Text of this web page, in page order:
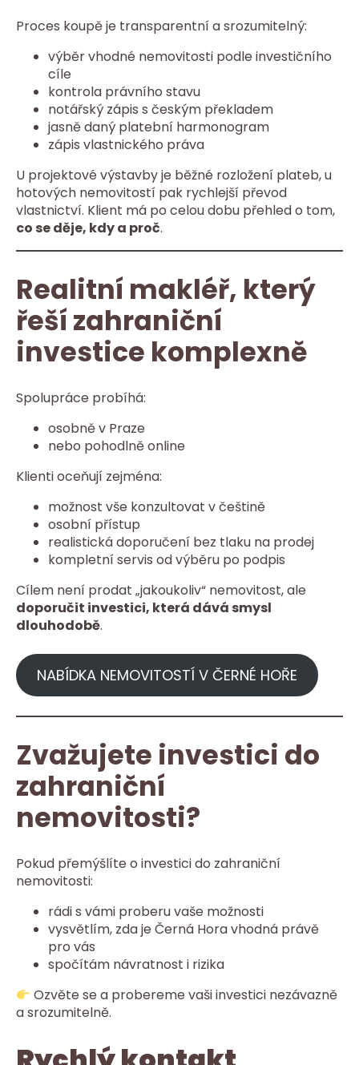
Proces koupě je transparentní a srozumitelný:
výběr vhodné nemovitosti podle investičního
cíle
kontrola právního stavu
notářský zápis s českým překladem
jasně daný platební harmonogram
zápis vlastnického práva
U projektové výstavby je běžné rozložení plateb, u
hotových nemovitostí pak rychlejší převod
vlastnictví. Klient má po celou dobu přehled o tom,
co se děje, kdy a proč.
Realitní makléř, který
řeší zahraniční
investice komplexně
Spolupráce probíhá:
osobně v Praze
nebo pohodlně online
Klienti oceňují zejména:
možnost vše konzultovat v češtině
osobní přístup
realistická doporučení bez tlaku na prodej
kompletní servis od výběru po podpis
Cílem není prodat „jakoukoliv“ nemovitost, ale
doporučit investici, která dává smysl
dlouhodobě.
NABÍDKA NEMOVITOSTÍ V ČERNÉ HOŘE
Zvažujete investici do
zahraniční
nemovitosti?
Pokud přemýšlíte o investici do zahraniční
nemovitosti:
rádi s vámi proberu vaše možnosti
vysvětlím, zda je Černá Hora vhodná právě
pro vás
spočítám návratnost i rizika
Ozvěte se a probereme vaši investici nezávazně
a srozumitelně.